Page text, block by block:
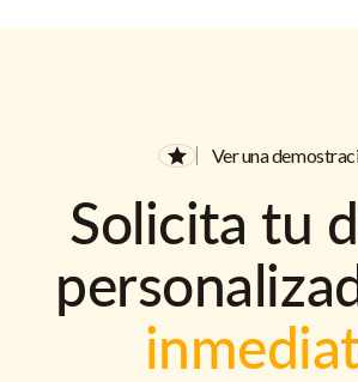
Ver una
Solicita tu